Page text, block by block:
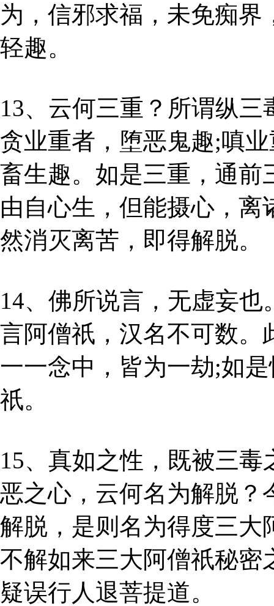
为，信邪求福，未免痴
轻趣。
13、云何三重？所谓纵
贪业重者，堕恶鬼趣;嗔
畜生趣。如是三重，通前
由自心生，但能摄心，
然消灭离苦，即得解脱。
14、佛所说言，无虚妄
言阿僧祇，汉名不可数。
一一念中，皆为一劫;如
祇。
15、真如之性，既被三
恶之心，云何名为解脱？
解脱，是则名为得度三大
不解如来三大阿僧祇秘密
疑误行人退菩提道。